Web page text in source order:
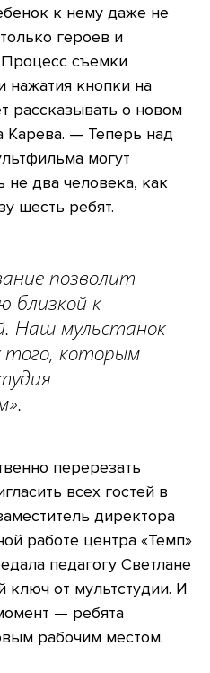
к нему даже не
героев и
съемки
нажатия кнопки на
рассказывать о новом
Карева. — Теперь над
могут
не два человека, как
шесть ребят.
позволит
близкой к
Наш мульстанок
того, которым
перерезать
всех гостей в
директора
работе центра «Темп»
педагогу Светлане
ключ от мультстудии. И
— ребята
рабочим местом.